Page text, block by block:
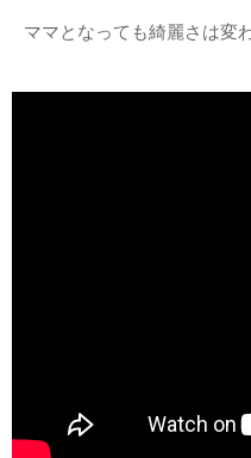
ママとなっても綺麗さは変